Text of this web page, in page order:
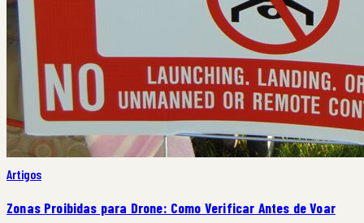
Artigos
Zonas Proibidas para Drone: Como Verificar Antes de Voar